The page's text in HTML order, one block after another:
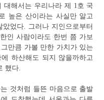
대해서는 우리나라 제 1호 국
높은 산이라는 사실만 알고
었다. 그러나 지인으로부터
인 사람이라도 한번 쯤 가보
만큼 가볼 만한 가치가 있는
하산해도 되지 않을까하고
했다.
것처럼 들뜬 마음으로 출발